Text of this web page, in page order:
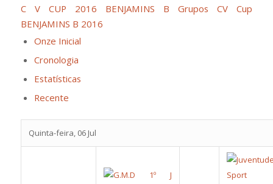
C V CUP 2016 BENJAMINS B Grupos
CV Cup
BENJAMINS B 2016
Onze Inicial
Cronologia
Estatísticas
Recente
Quinta-feira, 06 Jul